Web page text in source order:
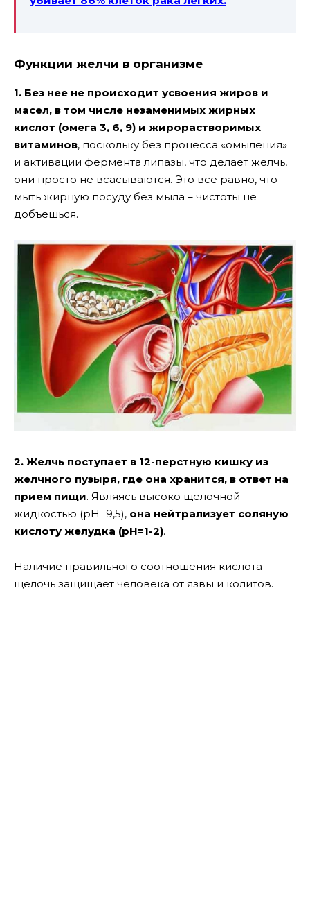
Функции желчи в организме
1. Без нее не происходит усвоения жиров и
масел, в том числе незаменимых жирных
кислот (омега 3, 6, 9) и жирорастворимых
витаминов, поскольку без процесса «омыления»
и активации фермента липазы, что делает желчь,
они просто не всасываются. Это все равно, что
мыть жирную посуду без мыла – чистоты не
добъешься.
2. Желчь поступает в 12-перстную кишку из
желчного пузыря, где она хранится, в ответ на
прием пищи. Являясь высоко щелочной
жидкостью (рН=9,5), она нейтрализует соляную
кислоту желудка (рН=1-2).
Наличие правильного соотношения кислота-
щелочь защищает человека от язвы и колитов.